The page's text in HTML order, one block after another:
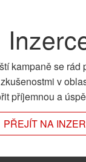
kampaně se rád
v
příjemnou a
PŘEJÍT NA